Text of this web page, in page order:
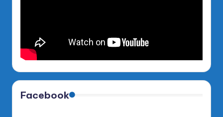
Facebook